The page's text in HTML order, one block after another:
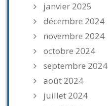
janvier 2025
décembre 2024
novembre 2024
octobre 2024
septembre 2024
août 2024
juillet 2024